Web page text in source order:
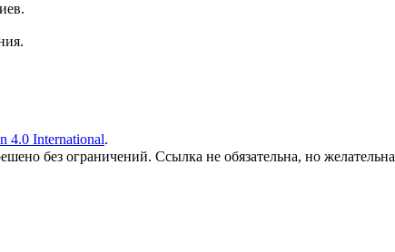
4.0 International.
без ограничений. Ссылка не обязательна, но